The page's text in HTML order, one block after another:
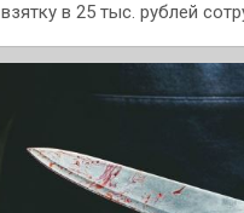
взятку в 25 тыс. рублей